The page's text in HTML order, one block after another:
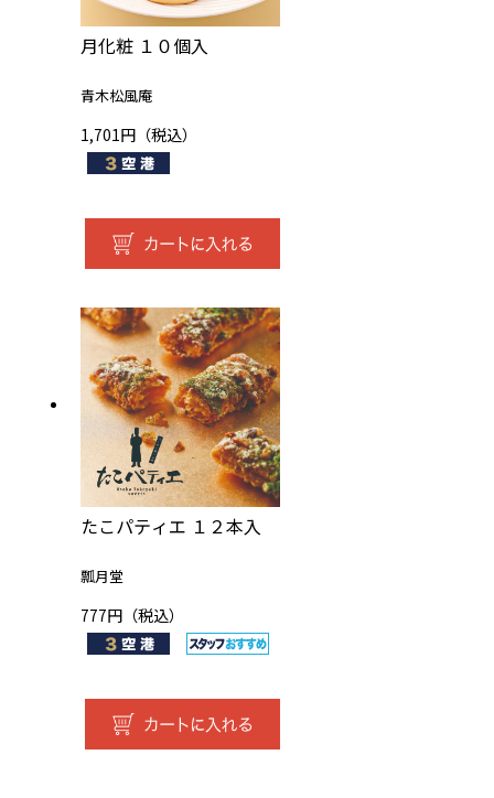
月化粧 １０個入
青木松風庵
1,701円（税込）
たこパティエ １２本入
瓢月堂
777円（税込）